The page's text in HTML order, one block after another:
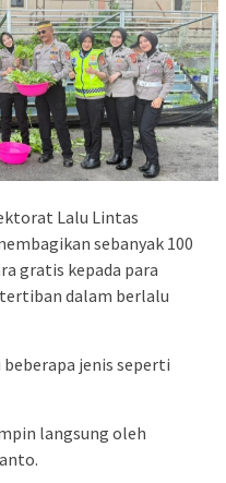
Lalu Lintas
sebanyak 100
gratis kepada para
dalam berlalu
jenis seperti
langsung oleh